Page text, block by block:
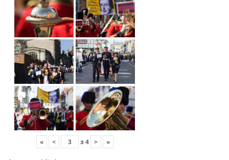
« < з 4 > »